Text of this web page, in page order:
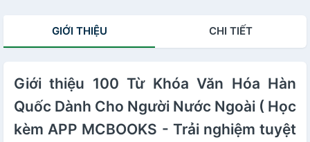
Câu Giao Tiếng
Hàn Hiệu Qủa
Bookmark Green
GIỚI THIỆU CHI TIẾT
Giới thiệu 100 Từ Khóa Văn Hóa Hàn
Quốc Dành Cho Người Nước Ngoài ( Học
kèm APP MCBOOKS - Trải nghiệm tuyệt